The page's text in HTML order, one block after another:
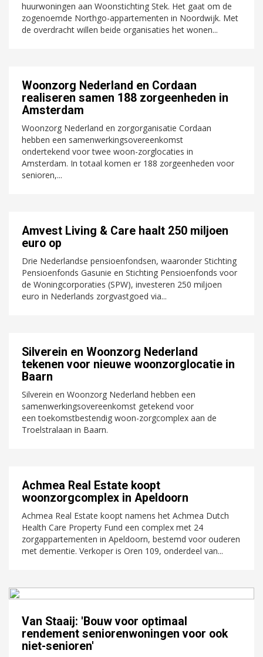
huurwoningen aan Woonstichting Stek. Het gaat om de
zogenoemde Northgo-appartementen in Noordwijk. Met
de overdracht willen beide organisaties het wonen...
Woonzorg Nederland en Cordaan
realiseren samen 188 zorgeenheden in
Amsterdam
Woonzorg Nederland en zorgorganisatie Cordaan
hebben een samenwerkingsovereenkomst
ondertekend voor twee woon-zorglocaties in
Amsterdam. In totaal komen er 188 zorgeenheden voor
senioren,...
Amvest Living & Care haalt 250 miljoen
euro op
Drie Nederlandse pensioenfondsen, waaronder Stichting
Pensioenfonds Gasunie en Stichting Pensioenfonds voor
de Woningcorporaties (SPW), investeren 250 miljoen
euro in Nederlands zorgvastgoed via...
Silverein en Woonzorg Nederland
tekenen voor nieuwe woonzorglocatie in
Baarn
Silverein en Woonzorg Nederland hebben een
samenwerkingsovereenkomst getekend voor
een toekomstbestendig woon-zorgcomplex aan de
Troelstralaan in Baarn.
Achmea Real Estate koopt
woonzorgcomplex in Apeldoorn
Achmea Real Estate koopt namens het Achmea Dutch
Health Care Property Fund een complex met 24
zorgappartementen in Apeldoorn, bestemd voor ouderen
met dementie. Verkoper is Oren 109, onderdeel van...
Van Staaij: 'Bouw voor optimaal
rendement seniorenwoningen voor ook
niet-senioren'